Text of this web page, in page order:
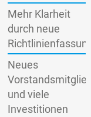
Mehr Klarheit
durch neue
Neues
und viele
Investitionen